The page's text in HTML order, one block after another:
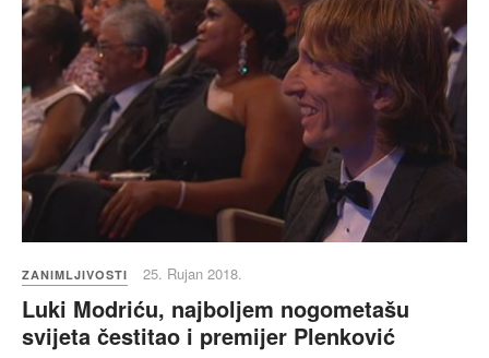
ZANIMLJIVOSTI 25. Rujan 2018.
Luki Modriću, najboljem nogometašu
svijeta čestitao i premijer Plenković